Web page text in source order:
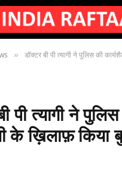
» डॉक्टर बी पी त्यागी ने पुलिस की कार्यशैली
पी त्यागी ने
के ख़िलाफ़ किया